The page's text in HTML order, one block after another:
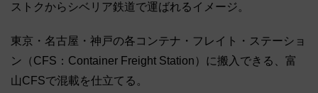
ストクからシベリア鉄道で運ばれるイメージ。
東京・名古屋・神戸の各コンテナ・フレイト・ステーショ
ン（CFS：Container Freight Station）に搬入できる、富
山CFSで混載を仕立てる。